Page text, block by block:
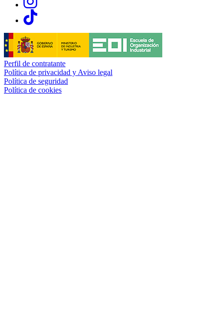
Links, Opens in this window
Perfil de contratante
Política de privacidad y Aviso legal
Política de seguridad
Política de cookies